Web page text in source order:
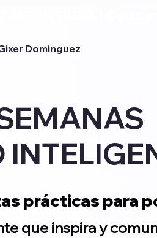
Dominguez
prácticas para
que inspira y